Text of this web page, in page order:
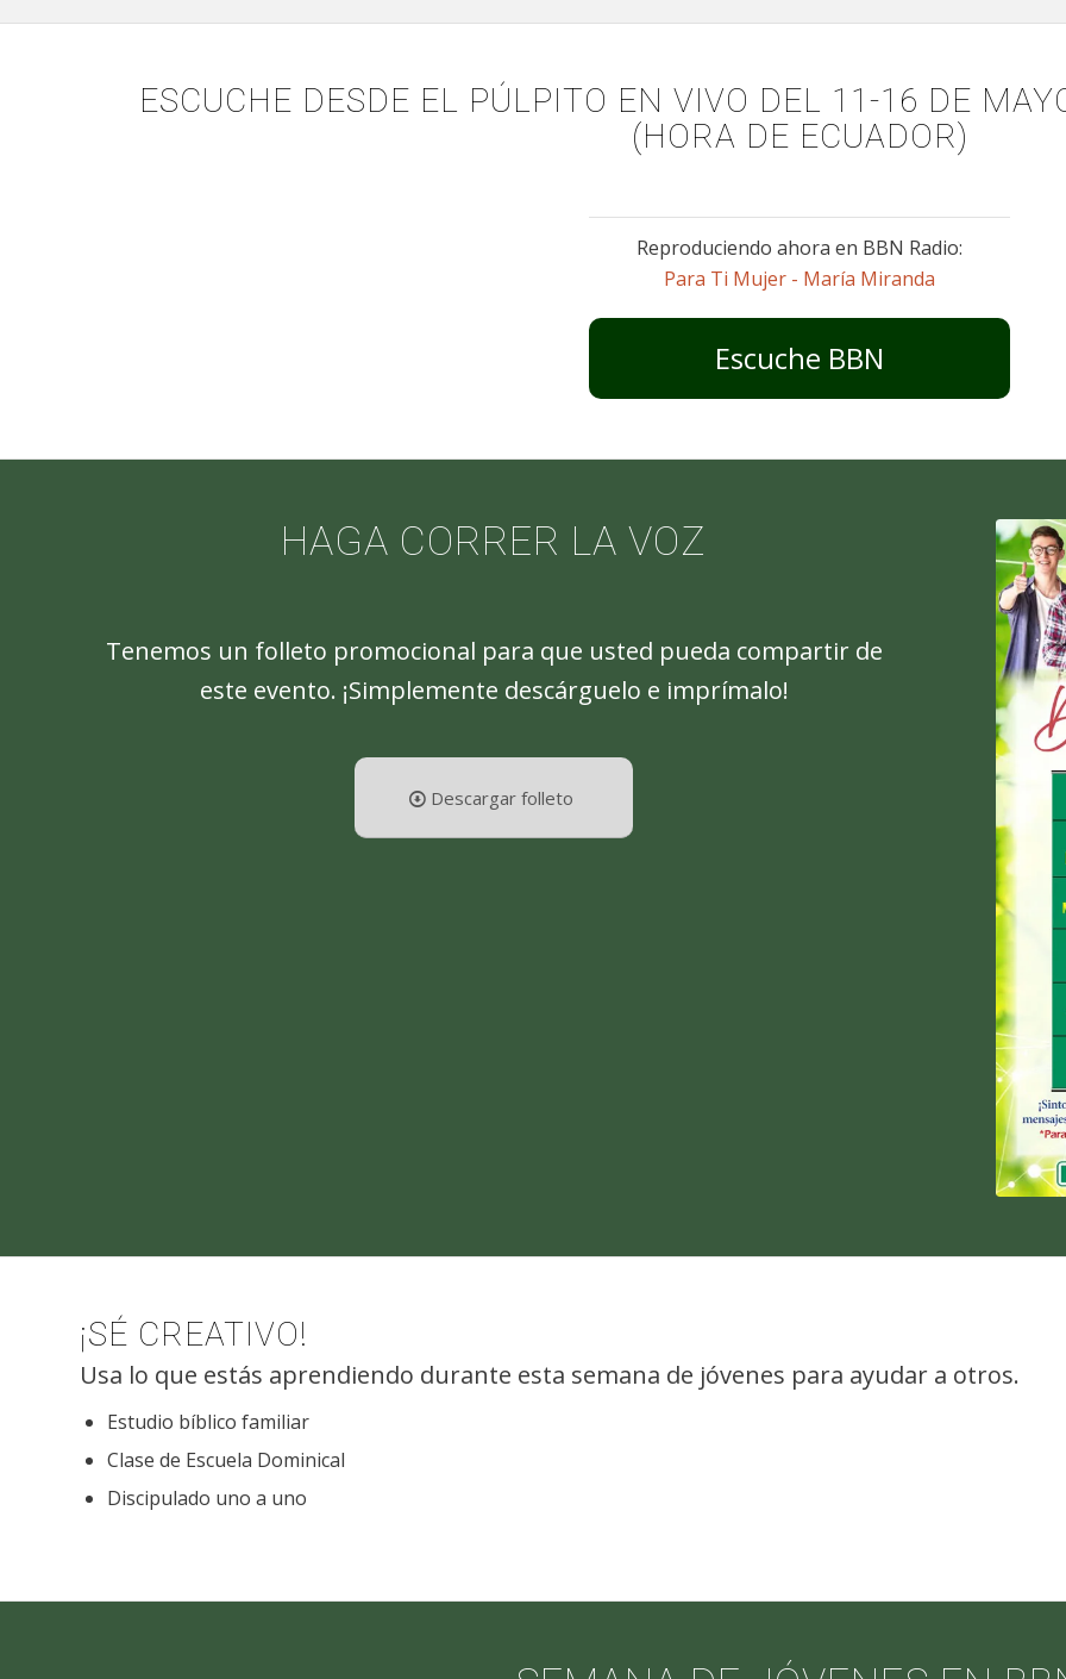
ESCUCHE DESDE EL PÚLPITO EN VIVO DEL 11-16 DE
(HORA DE ECUADOR)
Reproduciendo ahora en BBN Radio:
Para Ti Mujer - María Miranda
Escuche BBN
HAGA CORRER LA VOZ
Tenemos un folleto promocional para que usted pueda compartir de
este evento. ¡Simplemente descárguelo e imprímalo!
Descargar folleto
¡SÉ CREATIVO!
Usa lo que estás aprendiendo durante esta semana de jóvenes para ayudar a otros.
Estudio bíblico familiar
Clase de Escuela Dominical
Discipulado uno a uno